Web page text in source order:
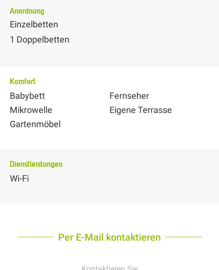
Anordnung
Einzelbetten
1 Doppelbetten
Komfort
Babybett
Mikrowelle
Gartenmöbel
Fernseher
Eigene Terrasse
Dienstleistungen
Wi-Fi
Per E-Mail kontaktieren